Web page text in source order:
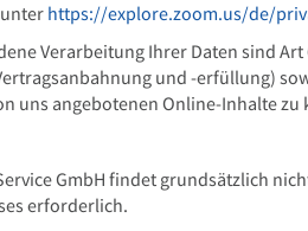
https://explore.zoom.us/de/
Verarbeitung Ihrer Daten sind
und -erfüllung)
uns angebotenen Online-Inhalte
GmbH findet grundsätzlich
erforderlich.